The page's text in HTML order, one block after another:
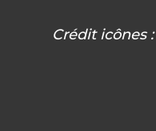
Crédit icônes :